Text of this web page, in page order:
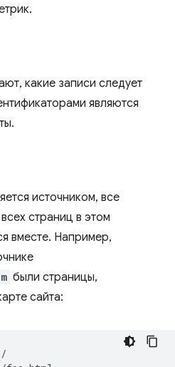
какие записи следует
являются
источником, все
страниц в этом
вместе. Например,
были страницы,
сайта: